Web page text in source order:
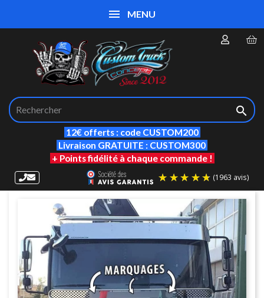

12€ offerts : code CUSTOM200
Livraison GRATUITE : CUSTOM300
+ Points fidélité à chaque commande !
MENU